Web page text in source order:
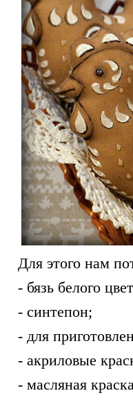
Для этого нам
- бязь белого
- синтепон;
- для
- акриловые
- масляная